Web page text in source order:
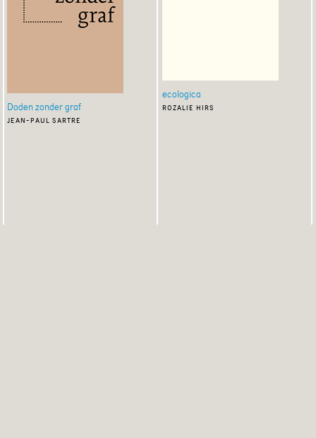
Doden zonder graf
jean-paul sartre
ecologica
rozalie hirs